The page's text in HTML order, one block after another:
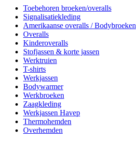
Toebehoren broeken/overalls
Signalisatiekleding
Amerikaanse overalls / Bodybroeken
Overalls
Kinderoveralls
Stofjassen & korte jassen
Werktruien
T-shirts
Werkjassen
Bodywarmer
Werkbroeken
Zaagkleding
Werkjassen Havep
Thermohemden
Overhemden